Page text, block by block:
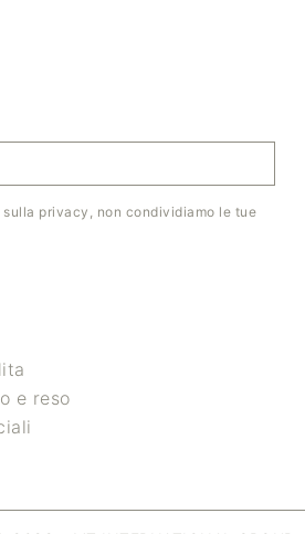
privacy, non condividiamo le tue
e reso